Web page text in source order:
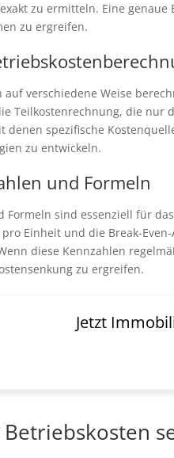
zu ermitteln. Eine
zu ergreifen.
auf verschiedene Weise
Teilkostenrechnung, die
denen spezifische
zu entwickeln.
und Formeln
Formeln sind essenziell für
pro Einheit und die Break-
diese Kennzahlen
zu ergreifen.
Jetzt